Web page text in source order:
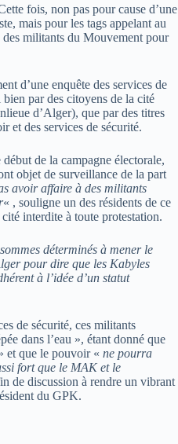
fois, non pas pour cause d’une
mais pour les tags appelant au
militants du Mouvement pour
d’une enquête des services de
par des citoyens de la cité
d’Alger), que par des titres
et des services de sécurité.
de la campagne électorale,
objet de surveillance de la part
avoir affaire à des militants
« , souligne un des résidents de ce
interdite à toute protestation.
déterminés à mener le
pour dire que les Kabyles
à l’idée d’un statut
de sécurité, ces militants
dans l’eau », étant donné que
et que le pouvoir « ne pourra
fort que le MAK et le
de discussion à rendre un vibrant
du GPK.